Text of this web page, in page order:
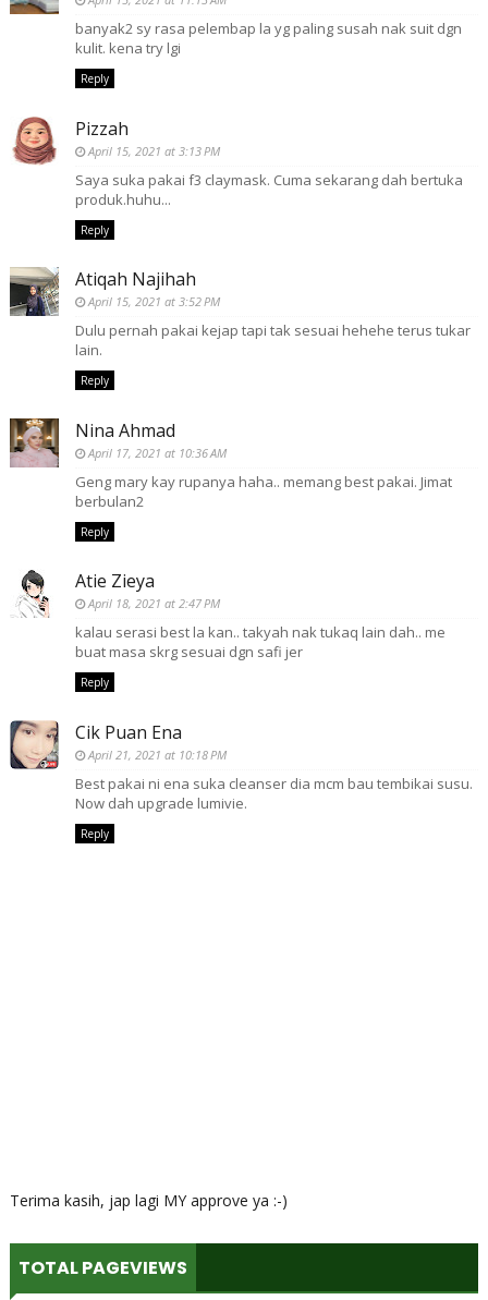
banyak2 sy rasa pelembap la yg paling susah nak suit dgn
kulit. kena try lgi
Reply
Pizzah
April 15, 2021 at 3:13 PM
Saya suka pakai f3 claymask. Cuma sekarang dah bertuka
produk.huhu...
Reply
Atiqah Najihah
April 15, 2021 at 3:52 PM
Dulu pernah pakai kejap tapi tak sesuai hehehe terus tukar
lain.
Reply
Nina Ahmad
April 17, 2021 at 10:36 AM
Geng mary kay rupanya haha.. memang best pakai. Jimat
berbulan2
Reply
Atie Zieya
April 18, 2021 at 2:47 PM
kalau serasi best la kan.. takyah nak tukaq lain dah.. me
buat masa skrg sesuai dgn safi jer
Reply
Cik Puan Ena
April 21, 2021 at 10:18 PM
Best pakai ni ena suka cleanser dia mcm bau tembikai susu.
Now dah upgrade lumivie.
Reply
Terima kasih, jap lagi MY approve ya :-)
TOTAL PAGEVIEWS